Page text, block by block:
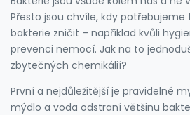
Přesto jsou chvíle, kdy
bakterie zničit – například kvůli
prevenci nemocí. Jak na to
zbytečných chemikálií?
První a nejdůležitější je pravidelné
mýdlo a voda odstraní většinu